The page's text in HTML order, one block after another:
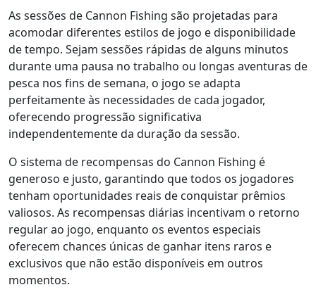
As sessões de Cannon Fishing são projetadas para
acomodar diferentes estilos de jogo e disponibilidade
de tempo. Sejam sessões rápidas de alguns minutos
durante uma pausa no trabalho ou longas aventuras de
pesca nos fins de semana, o jogo se adapta
perfeitamente às necessidades de cada jogador,
oferecendo progressão significativa
independentemente da duração da sessão.
O sistema de recompensas do Cannon Fishing é
generoso e justo, garantindo que todos os jogadores
tenham oportunidades reais de conquistar prêmios
valiosos. As recompensas diárias incentivam o retorno
regular ao jogo, enquanto os eventos especiais
oferecem chances únicas de ganhar itens raros e
exclusivos que não estão disponíveis em outros
momentos.